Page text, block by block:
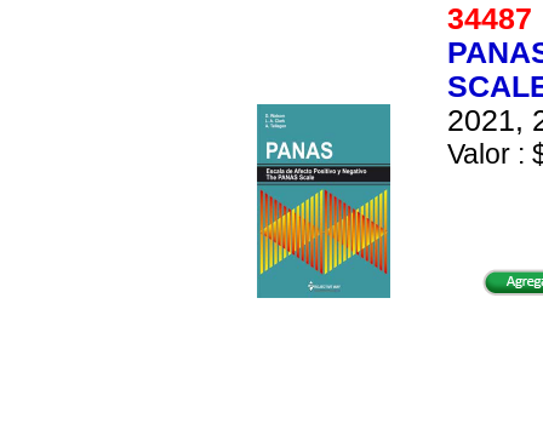
2021,
Valor :